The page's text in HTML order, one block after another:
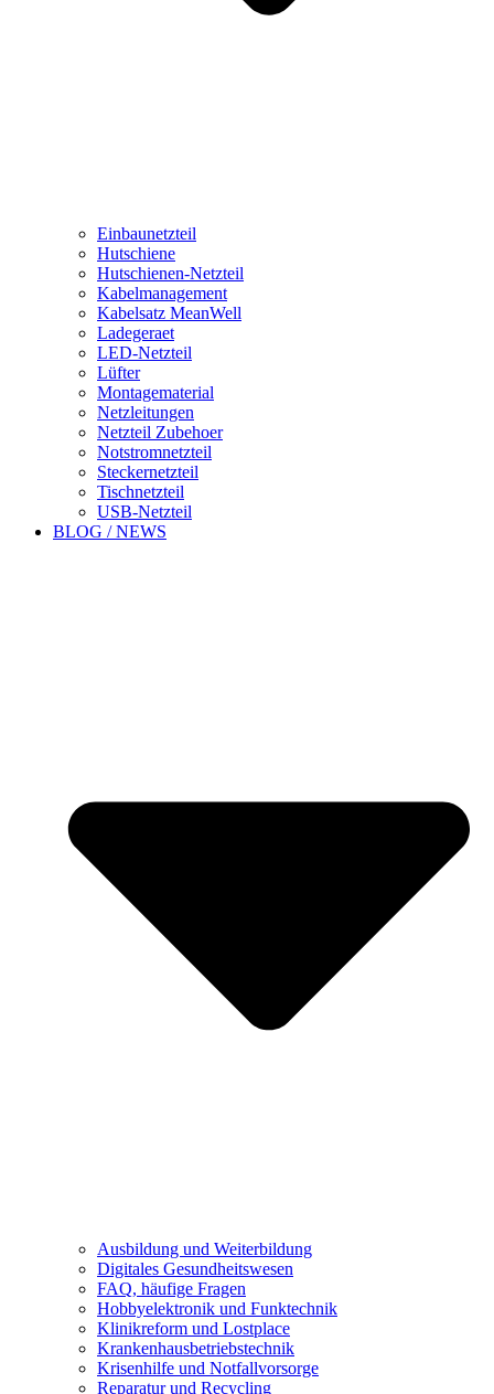
Einbaunetzteil
Hutschiene
Hutschienen-Netzteil
Kabelmanagement
Kabelsatz MeanWell
Ladegeraet
LED-Netzteil
Lüfter
Montagematerial
Netzleitungen
Netzteil Zubehoer
Notstromnetzteil
Steckernetzteil
Tischnetzteil
USB-Netzteil
BLOG / NEWS
Ausbildung und Weiterbildung
Digitales Gesundheitswesen
FAQ, häufige Fragen
Hobbyelektronik und Funktechnik
Klinikreform und Lostplace
Krankenhausbetriebstechnik
Krisenhilfe und Notfallvorsorge
Reparatur und Recycling